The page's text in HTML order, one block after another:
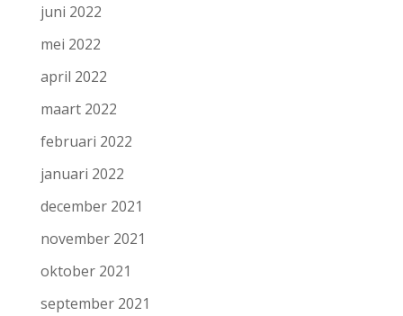
juni 2022
mei 2022
april 2022
maart 2022
februari 2022
januari 2022
december 2021
november 2021
oktober 2021
september 2021